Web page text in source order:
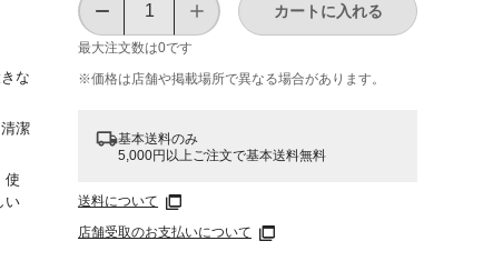
最大注文数は0です
カートに入れる
※価格は​店舗や​掲載場所で​異なる​場合が​あります。
基本送料のみ
5,000円以上ご注文で基本送料無料
送料について
店舗受取のお支払いについて
な
潔
使
い